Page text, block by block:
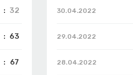
: 32
: 63
: 67
30.04.2022
29.04.2022
28.04.2022